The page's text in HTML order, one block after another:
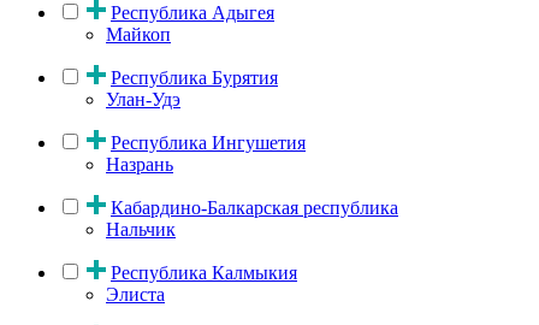
Республика Адыгея
Майкоп
Республика Бурятия
Улан-Удэ
Республика Ингушетия
Назрань
Кабардино-Балкарская республика
Нальчик
Республика Калмыкия
Элиста